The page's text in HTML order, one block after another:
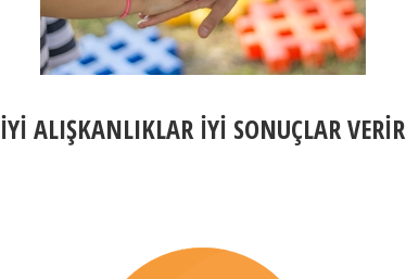
İYİ ALIŞKANLIKLAR İYİ SONUÇLAR VERİR